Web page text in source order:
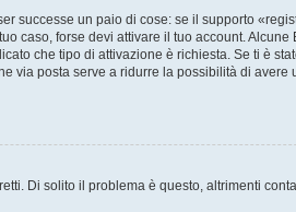
successe un paio di cose: se il supporto
caso, forse devi attivare il tuo account.
che tipo di attivazione è richiesta. Se ti è
via posta serve a ridurre la possibilità di
Di solito il problema è questo, altrimenti